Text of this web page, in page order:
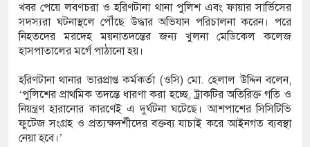
খবর পেয়ে লবণচরা ও হরিণটানা থানা পুলিশ এবং ফায়ার সার্ভিসের
সদস্যরা ঘটনাস্থলে পৌঁছে উদ্ধার অভিযান পরিচালনা করেন। পরে
নিহতদের মরদেহ ময়নাতদন্তের জন্য খুলনা মেডিকেল কলেজ
হাসপাতালের মর্গে পাঠানো হয়।
হরিণটানা থানার ভারপ্রাপ্ত কর্মকর্তা (ওসি) মো. হেলাল উদ্দিন বলেন,
‘পুলিশের প্রাথমিক তদন্তে ধারণা করা হচ্ছে, ট্রাকটির অতিরিক্ত গতি ও
নিয়ন্ত্রণ হারানোর কারণেই এ দুর্ঘটনা ঘটেছে। আশপাশের সিসিটিভি
ফুটেজ সংগ্রহ ও প্রত্যক্ষদর্শীদের বক্তব্য যাচাই করে আইনগত ব্যবস্থা
নেয়া হবে।’